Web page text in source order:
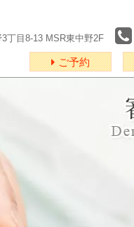
丁目8-13 MSR東中野2F
ご予約